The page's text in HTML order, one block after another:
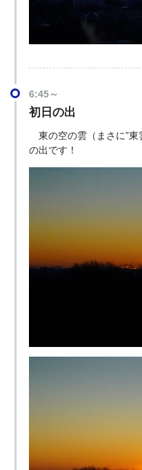
6:45～
初日の出
東の空の雲（まさに”東
の出です！